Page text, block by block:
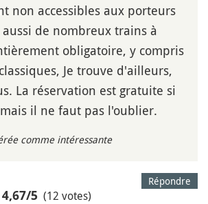
non accessibles aux porteurs
aussi de nombreux trains à
obligatoire, y compris
Je trouve d'ailleurs,
La réservation est gratuite si
il ne faut pas l'oublier.
comme intéressante
Répondre
4,67/5 (12 votes)